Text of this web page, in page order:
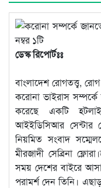
ডেস্ক রিপোর্টঃঃ
বাংলাদেশ রোগতত্ত্ব,
করোনা ভাইরাস
করেছে একটি
আইইডিসিআর সেন্টার
নিয়মিত সংবাদ
মীরজাদী সেব্রিনা
সময় দেশের বাইরে
পরামর্শ দেন তিনি।